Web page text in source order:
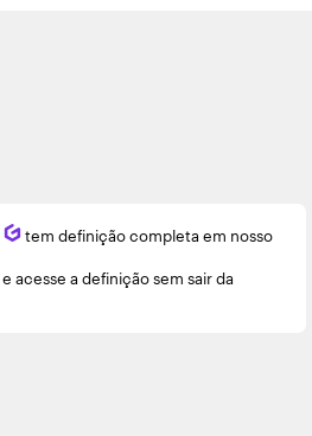
Q tem definição completa em nosso
acesse a definição sem sair da